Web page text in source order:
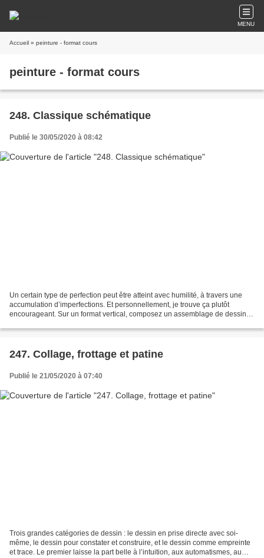
MENU
Accueil » peinture - format cours
peinture - format cours
248. Classique schématique
Publié le 30/05/2020 à 08:42
Un certain type de perfection peut être atteint avec humilité, à travers une
accumulation d’imperfections. Et personnellement, je trouve ça plutôt
encourageant. Sur un format vertical, composez un assemblage de dessins
247. Collage, frottage et patine
Publié le 21/05/2020 à 07:40
Trois grandes catégories de dessin : le dessin en prise directe avec soi-
même, le dessin pour constater et construire, et le dessin comme empreinte
et trace. Le premier laisse la part belle à l’intuition, aux automatismes, au